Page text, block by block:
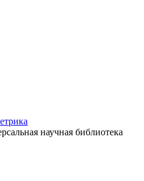
научная библиотека